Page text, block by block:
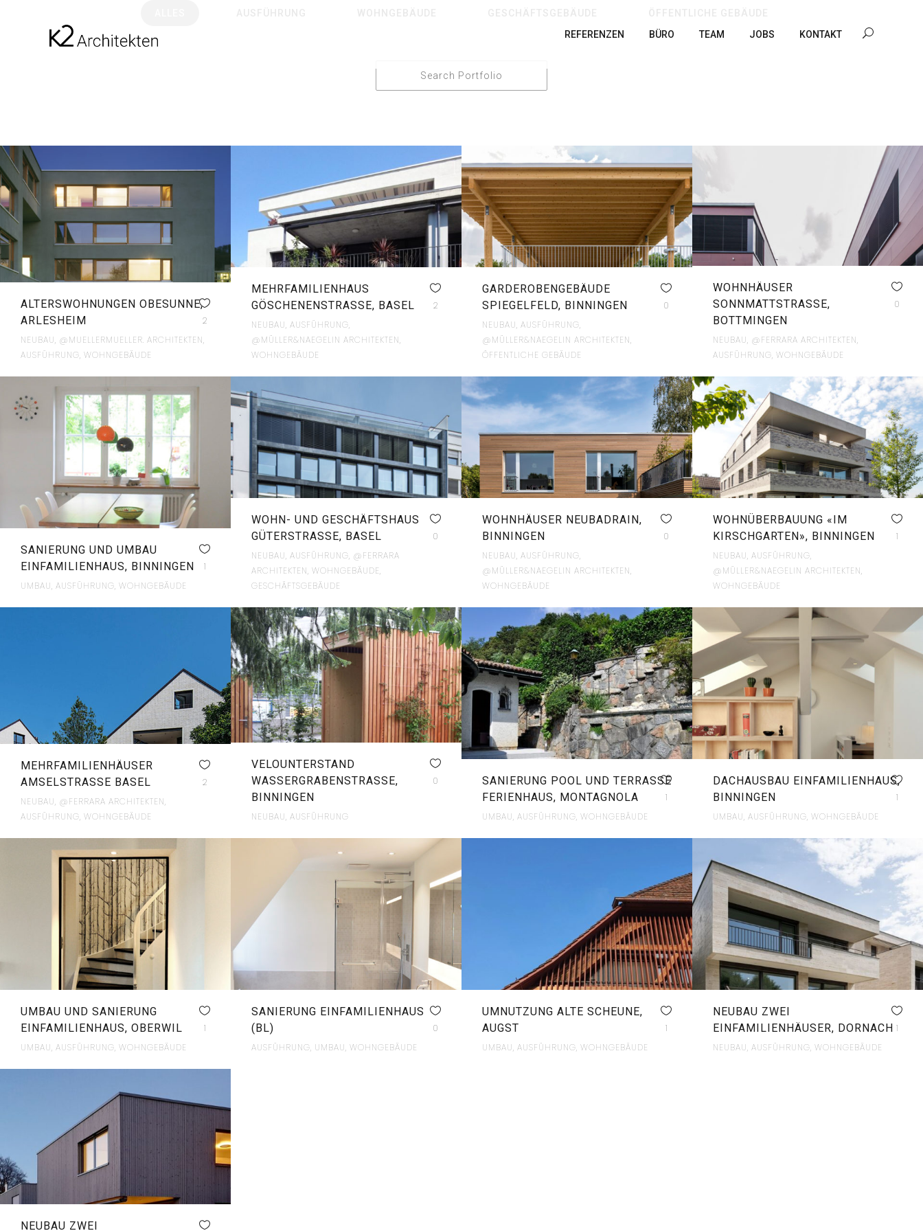
REFERENZEN BÜRO TEAM JOBS KONTAKT
ALTERSWOHNUNGEN OBESUNNE,
ARLESHEIM
NEUBAU, @MUELLERMUELLER. ARCHITEKTEN,
AUSFÜHRUNG, WOHNGEBÄUDE
2
MEHRFAMILIENHAUS
GÖSCHENENSTRASSE, BASEL
NEUBAU, AUSFÜHRUNG,
@MÜLLER&NAEGELIN ARCHITEKTEN,
WOHNGEBÄUDE
2
GARDEROBENGEBÄUDE
SPIEGELFELD, BINNINGEN
NEUBAU, AUSFÜHRUNG,
@MÜLLER&NAEGELIN ARCHITEKTEN,
ÖFFENTLICHE GEBÄUDE
0
WOHNHÄUSER
SONNMATTSTRASSE,
BOTTMINGEN
NEUBAU, @FERRARA ARCHITEKTEN,
AUSFÜHRUNG, WOHNGEBÄUDE
0
SANIERUNG UND UMBAU
EINFAMILIENHAUS, BINNINGEN
UMBAU, AUSFÜHRUNG, WOHNGEBÄUDE
1
WOHN- UND GESCHÄFTSHAUS
GÜTERSTRASSE, BASEL
NEUBAU, AUSFÜHRUNG, @FERRARA
ARCHITEKTEN, WOHNGEBÄUDE,
GESCHÄFTSGEBÄUDE
0
WOHNHÄUSER NEUBADRAIN,
BINNINGEN
NEUBAU, AUSFÜHRUNG,
@MÜLLER&NAEGELIN ARCHITEKTEN,
WOHNGEBÄUDE
0
WOHNÜBERBAUUNG «IM
KIRSCHGARTEN», BINNINGEN
NEUBAU, AUSFÜHRUNG,
@MÜLLER&NAEGELIN ARCHITEKTEN,
WOHNGEBÄUDE
1
MEHRFAMILIENHÄUSER
AMSELSTRASSE BASEL
NEUBAU, @FERRARA ARCHITEKTEN,
AUSFÜHRUNG, WOHNGEBÄUDE
2
VELOUNTERSTAND
WASSERGRABENSTRASSE,
BINNINGEN
NEUBAU, AUSFÜHRUNG
0
SANIERUNG POOL UND TERRASSE
FERIENHAUS, MONTAGNOLA
UMBAU, AUSFÜHRUNG, WOHNGEBÄUDE
1
DACHAUSBAU EINFAMILIENHAUS,
BINNINGEN
UMBAU, AUSFÜHRUNG, WOHNGEBÄUDE
1
UMBAU UND SANIERUNG
EINFAMILIENHAUS, OBERWIL
UMBAU, AUSFÜHRUNG, WOHNGEBÄUDE
1
SANIERUNG EINFAMILIENHAUS
(BL)
AUSFÜHRUNG, UMBAU, WOHNGEBÄUDE
0
UMNUTZUNG ALTE SCHEUNE,
AUGST
UMBAU, AUSFÜHRUNG, WOHNGEBÄUDE
1
NEUBAU ZWEI
EINFAMILIENHÄUSER, DORNACH
NEUBAU, AUSFÜHRUNG, WOHNGEBÄUDE
1
NEUBAU ZWEI